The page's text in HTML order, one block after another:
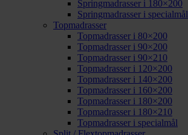
Springmadrasser i 180×200
Springmadrasser i specialmål
Topmadrasser
Topmadrasser i 80×200
Topmadrasser i 90×200
Topmadrasser i 90×210
Topmadrasser i 120×200
Topmadrasser i 140×200
Topmadrasser i 160×200
Topmadrasser i 180×200
Topmadrasser i 180×210
Topmadrasser i specialmål